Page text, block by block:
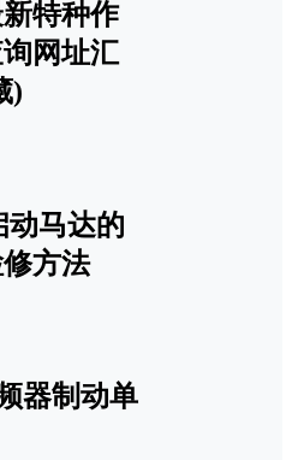
特种作
网址汇
)
动马达的
方法
器制动单